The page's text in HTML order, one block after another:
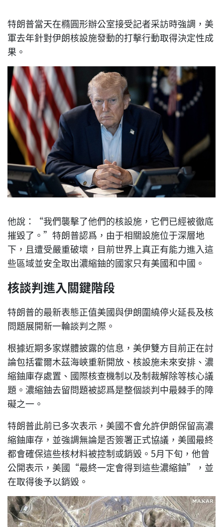
特朗普當天在橢圓形辦公室接受記者采訪時強調，美
軍去年針對伊朗核設施發動的打擊行動取得決定性成
果。
他說：“我們襲擊了他們的核設施，它們已經被徹底
摧毀了。”特朗普認爲，由于相關設施位于深層地
下，且遭受嚴重破壞，目前世界上真正有能力進入這
些區域並安全取出濃縮鈾的國家只有美國和中國。
核談判進入關鍵階段
特朗普的最新表態正值美國與伊朗圍繞停火延長及核
問題展開新一輪談判之際。
根據近期多家媒體披露的信息，美伊雙方目前正在討
論包括霍爾木茲海峽重新開放、核設施未來安排、濃
縮鈾庫存處置、國際核查機制以及制裁解除等核心議
題。濃縮鈾去留問題被認爲是整個談判中最棘手的障
礙之一。
特朗普此前已多次表示，美國不會允許伊朗保留高濃
縮鈾庫存，並強調無論是否簽署正式協議，美國最終
都會確保這些核材料被控制或銷毀。5月下旬，他曾
公開表示，美國“最終一定會得到這些濃縮鈾”，並
在取得後予以銷毀。